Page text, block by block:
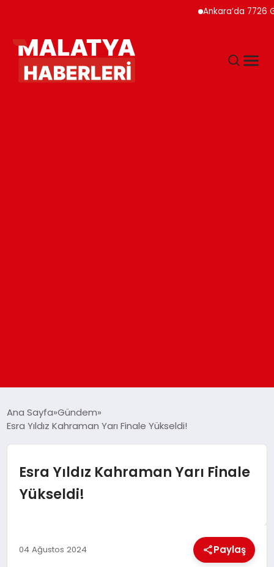
Ankara’da 7726
DÜNYA
EKONOMI
Ana Sayfa Gündem
Esra Yıldız Kahraman Yarı Finale Yükseldi!
Esra Yıldız Kahraman Yarı Finale
Yükseldi!
04 Ağustos 2024 Paylaş